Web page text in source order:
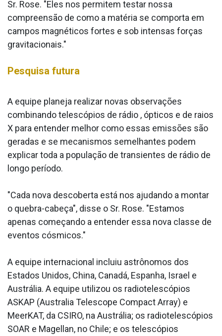
Sr. Rose. "Eles nos permitem testar nossa
compreensão de como a matéria se comporta em
campos magnéticos fortes e sob intensas forças
gravitacionais."
Pesquisa futura
A equipe planeja realizar novas observações
combinando telescópios de rádio , ópticos e de raios
X para entender melhor como essas emissões são
geradas e se mecanismos semelhantes podem
explicar toda a população de transientes de rádio de
longo período.
"Cada nova descoberta está nos ajudando a montar
o quebra-cabeça", disse o Sr. Rose. "Estamos
apenas começando a entender essa nova classe de
eventos cósmicos."
A equipe internacional incluiu astrônomos dos
Estados Unidos, China, Canadá, Espanha, Israel e
Austrália. A equipe utilizou os radiotelescópios
ASKAP (Australia Telescope Compact Array) e
MeerKAT, da CSIRO, na Austrália; os radiotelescópios
SOAR e Magellan, no Chile; e os telescópios